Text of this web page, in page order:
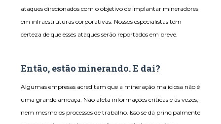
ataques direcionados com o objetivo de implantar mineradores
em infraestruturas corporativas. Nossos especialistas têm
certeza de que esses ataques serão reportados em breve.
Então, estão minerando. E daí?
Algumas empresas acreditam que a mineração maliciosa não é
uma grande ameaça. Não afeta informações críticas e às vezes,
nem mesmo os processos de trabalho. Isso se dá principalmente